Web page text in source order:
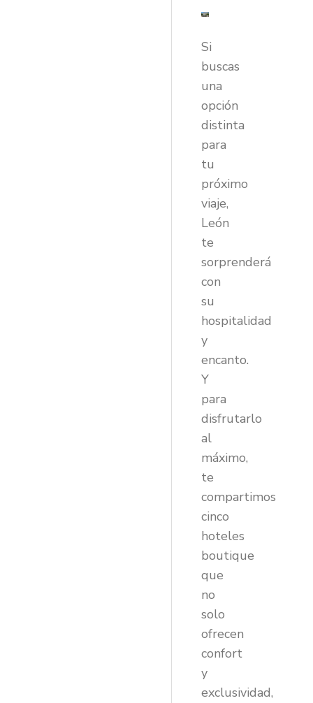
Si
buscas
una
opción
distinta
para
tu
próximo
viaje,
León
te
sorprenderá
con
su
hospitalidad
y
encanto.
Y
para
disfrutarlo
al
máximo,
te
compartimos
cinco
hoteles
boutique
que
no
solo
ofrecen
confort
y
exclusividad,